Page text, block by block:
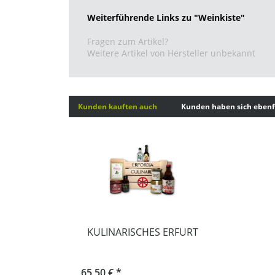
Weiterführende Links zu "Weinkiste"
Fragen zum Artikel?
Weitere Artikel von Hersteller unbekannt
Kunden kauften auch Kunden haben sich
KULINARISCHES ERFURT